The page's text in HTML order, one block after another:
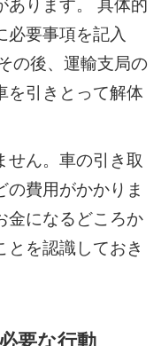
あります。 具体的
必要事項を記入
の後、運輸支局の
を引きとって解体
せん。車の引き取
の費用がかかりま
金になるどころか
とを認識しておき